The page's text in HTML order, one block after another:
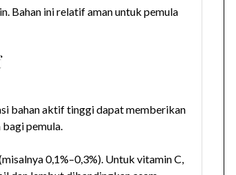
Bahan ini relatif aman untuk pemula
bahan aktif tinggi dapat memberikan
pemula.
0,1%–0,3%). Untuk vitamin C,